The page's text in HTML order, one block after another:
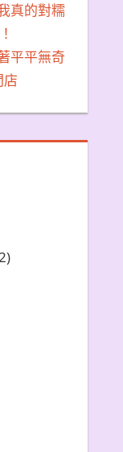
真的對糯
平平無奇
店